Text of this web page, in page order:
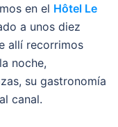
en el Hôtel Le
a unos diez
allí recorrimos
noche,
su gastronomía
canal.